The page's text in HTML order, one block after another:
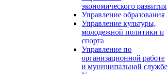
экономического развития
Управление образования
Управление культуры,
молодежной политики и
спорта
Управление по
организационной работе
и муниципальной службе